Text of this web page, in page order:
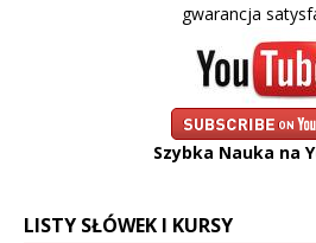
gwarancja
Szybka Nauka na
LISTY SŁÓWEK I KURSY